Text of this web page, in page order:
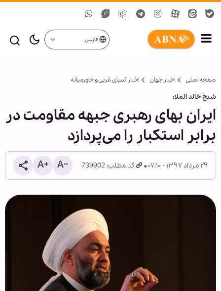
فارسی
صفحه اصلی اخبار جهان اخبار آسیای غربی و خاورمیانه
شیخ خالد الملا:
ایران بهای رهبری جبهه مقاومت در
برابر استکبار را می‌پردازد
۲۹ مرداد ۱۳۹۷ - ۰۷:۱۰ کد مطلب: 739902